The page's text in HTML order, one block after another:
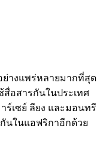
ย่างแพร่หลายมากที่สุด
สื่อสารกันในประเทศ
ร์เซย์ ลียง และมอนทรี
นในแอฟริกาอีกด้วย